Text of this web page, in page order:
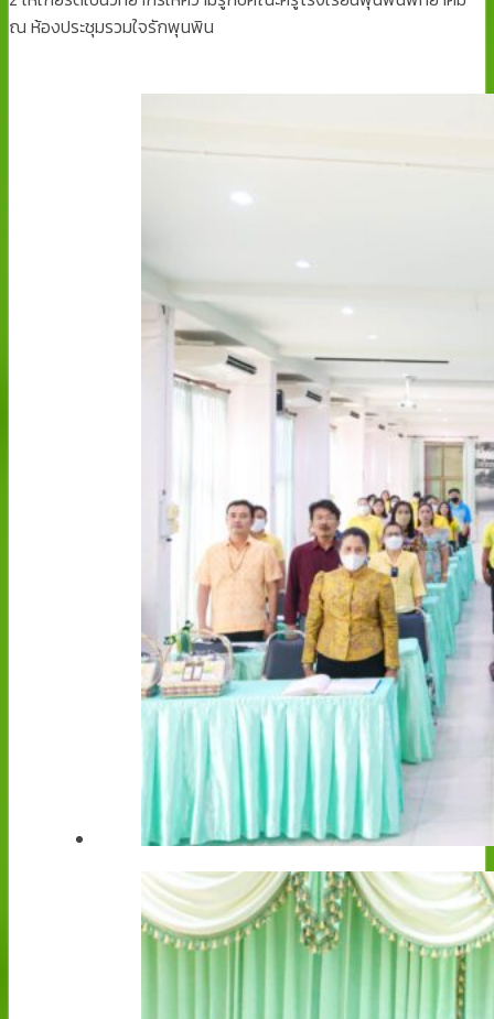
ณ ห้องประชุมรวมใจรักพุนพิน